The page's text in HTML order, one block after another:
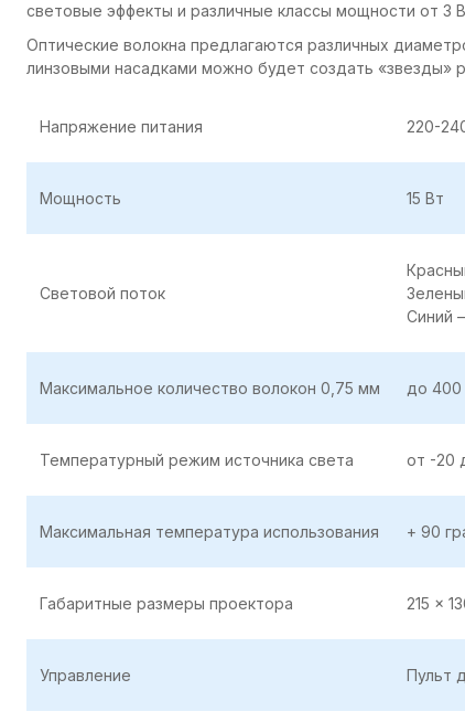
световые эффекты и различные классы мощности от 3
Оптические волокна предлагаются различных
линзовыми насадками можно будет создать «звезды»
Напряжение питания 220-
Мощность 15 Вт
Световой поток
Синий
Максимальное количество волокон 0,75 мм до 400
Температурный режим источника света от -20
Максимальная температура использования + 90
Габаритные размеры проектора 215 x
Управление Пульт